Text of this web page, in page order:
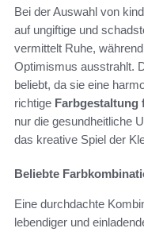
Bei der Auswahl von
auf ungiftige und
vermittelt Ruhe,
Optimismus ausstrahlt.
beliebt, da sie eine
richtige Farbgestaltung
nur die gesundheitliche
das kreative Spiel der
Beliebte
Eine durchdachte
lebendiger und